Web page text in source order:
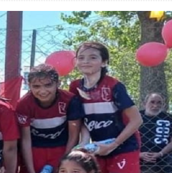
Empresas Noticias Servicios
Por mejoras en el servicio
agua de 11 a 15